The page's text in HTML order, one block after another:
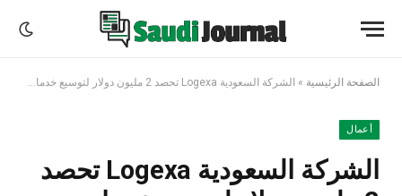
الصفحة الرئيسية » الشركة السعودية Logexa تحصد 2 مليون دولار لتوسيع خدمات المنصة الرقمية للخدمات اللوجيستية
أعمال
الشركة السعودية Logexa تحصد